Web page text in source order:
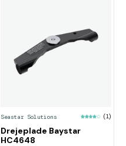
Seastar Solutions (1)
Drejeplade Baystar
HC4648